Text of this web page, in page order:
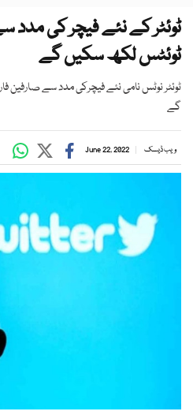
ٹوئٹر کے نئے فیچر کی
ٹوئٹس لکھ سکیں گے
ٹوئٹر نوٹس نامی نئے فیچرکی مدد سے صارفین
گے
ویب ڈیسک June 22, 2022